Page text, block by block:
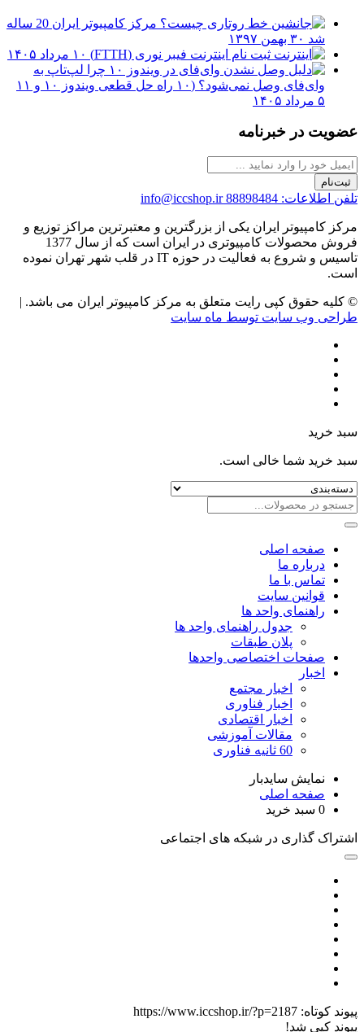
مرکز کامپیوتر ایران 20 ساله
شد ۳۰ بهمن ۱۳۹۷
ثبت نام اینترنت فیبر نوری (FTTH)
۱۰ مرداد ۱۴۰۵
چرا لپ‌تاپ به
وای‌فای وصل نمی‌شود؟ (۱۰ راه حل قطعی ویندوز ۱۰ و ۱۱
۵ مرداد ۱۴۰۵
عضویت در خبرنامه
ثبت‌نام
تلفن اطلاعات: 88898484 info@iccshop.ir
مرکز کامپیوتر ایران یکی از بزرگترین و معتبرترین مراکز توزیع و
فروش محصولات کامپیوتری در ایران است که از سال 1377
تاسیس و شروع به فعالیت در حوزه IT در قلب شهر تهران نموده
است.
© کلیه حقوق کپی رایت متعلق به مرکز کامپیوتر ایران می باشد. |
طراحی وب سایت توسط ماه سایت
سبد خرید
سبد خرید شما خالی است.
صفحه اصلی
درباره ما
تماس با ما
قوانین سایت
راهنمای واحد ها
جدول راهنمای واحد ها
پلان طبقات
صفحات اختصاصی واحدها
اخبار
اخبار مجتمع
اخبار فناوری
اخبار اقتصادی
مقالات آموزشی
60 ثانیه فناوری
نمایش سایدبار
صفحه اصلی
0 سبد خرید
اشتراک گذاری در شبکه های اجتماعی
پیوند کوتاه: https://www.iccshop.ir/?p=2187
پیوند کپی شد!